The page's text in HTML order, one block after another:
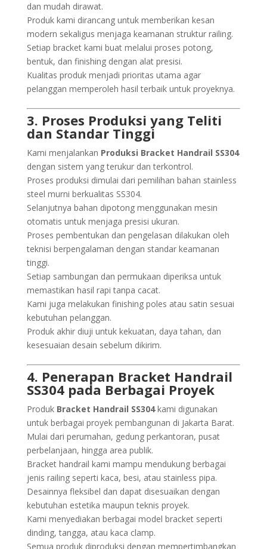
dan mudah dirawat.
Produk kami dirancang untuk memberikan kesan
modern sekaligus menjaga keamanan struktur railing.
Setiap bracket kami buat melalui proses potong,
bentuk, dan finishing dengan alat presisi.
Kualitas produk menjadi prioritas utama agar
pelanggan memperoleh hasil terbaik untuk proyeknya.
3. Proses Produksi yang Teliti
dan Standar Tinggi
Kami menjalankan Produksi Bracket Handrail SS304
dengan sistem yang terukur dan terkontrol.
Proses produksi dimulai dari pemilihan bahan stainless
steel murni berkualitas SS304.
Selanjutnya bahan dipotong menggunakan mesin
otomatis untuk menjaga presisi ukuran.
Proses pembentukan dan pengelasan dilakukan oleh
teknisi berpengalaman dengan standar keamanan
tinggi.
Setiap sambungan dan permukaan diperiksa untuk
memastikan hasil rapi tanpa cacat.
Kami juga melakukan finishing poles atau satin sesuai
kebutuhan pelanggan.
Produk akhir diuji untuk kekuatan, daya tahan, dan
kesesuaian desain sebelum dikirim.
4. Penerapan Bracket Handrail
SS304 pada Berbagai Proyek
Produk Bracket Handrail SS304kami digunakan
untuk berbagai proyek pembangunan di Jakarta Barat.
Mulai dari perumahan, gedung perkantoran, pusat
perbelanjaan, hingga area publik.
Bracket handrail kami mampu mendukung berbagai
jenis railing seperti kaca, besi, atau stainless pipa.
Desainnya fleksibel dan dapat disesuaikan dengan
kebutuhan estetika maupun teknis proyek.
Kami menyediakan berbagai model bracket seperti
dinding, tangga, atau kaca clamp.
Semua produk diproduksi dengan mempertimbangkan